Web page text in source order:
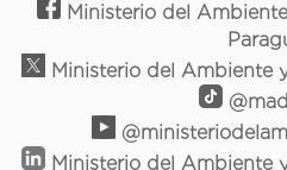
Ministerio del
Ministerio del Ambiente
Ministerio del Ambiente